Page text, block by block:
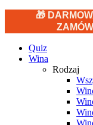
🎁
Quiz
Wina
Rodzaj